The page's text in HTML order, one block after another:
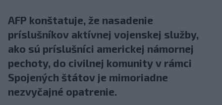
AFP konštatuje, že nasadenie
príslušníkov aktívnej vojenskej služby,
ako sú príslušníci americkej námornej
pechoty, do civilnej komunity v rámci
Spojených štátov je mimoriadne
nezvyčajné opatrenie.